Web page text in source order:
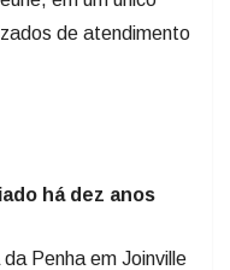
de atendimento
há dez anos
Penha em Joinville